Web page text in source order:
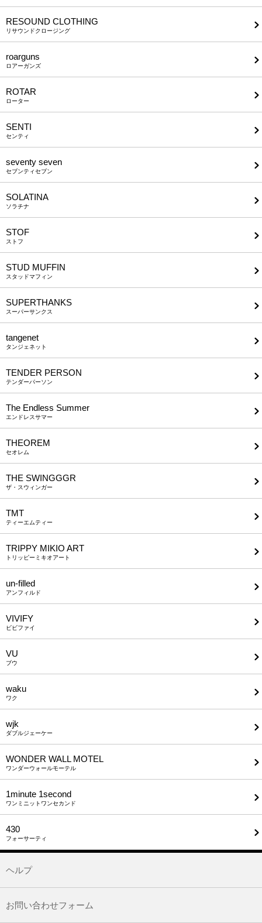
RESOUND CLOTHING
リサウンドクロージング
roarguns
ロアーガンズ
ROTAR
ローター
SENTI
センティ
seventy seven
セブンティセブン
SOLATINA
ソラチナ
STOF
ストフ
STUD MUFFIN
スタッドマフィン
SUPERTHANKS
スーパーサンクス
tangenet
タンジェネット
TENDER PERSON
テンダーパーソン
The Endless Summer
エンドレスサマー
THEOREM
セオレム
THE SWINGGGR
ザ・スウィンガー
TMT
ティーエムティー
TRIPPY MIKIO ART
トリッピーミキオアート
un-filled
アンフィルド
VIVIFY
ビビファイ
VU
ブウ
waku
ワク
wjk
ダブルジェーケー
WONDER WALL MOTEL
ワンダーウォールモーテル
1minute​ 1second
ワンミニットワンセカンド
430
フォーサーティ
ヘルプ
お問い合わせフォーム